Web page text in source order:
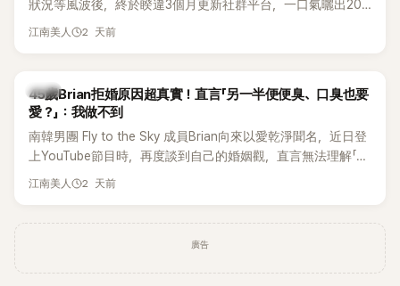
狀況等風波後，終於睽違3個月更新社群平台，一口氣曬出20
張近況照，讓大批粉絲又驚又喜。不過，比起照片本身，更引
江南美人 2 天前
韓星
45歲Brian拒婚原因超真實！直言「另一半便便臭、口臭也要
愛？」：我做不到
南韓男團 Fly to the Sky 成員Brian向來以愛乾淨聞名，近日登
上YouTube節目時，再度談到自己的婚姻觀，直言無法理解「連
另一半的口臭、便便臭都要愛」這種說法，更大方表明自己是不
江南美人 2 天前
廣告